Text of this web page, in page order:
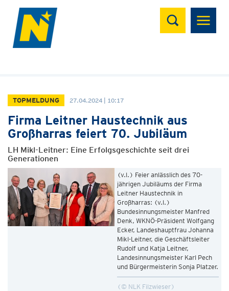
Suchen
TOPMELDUNG 27.04.2024 | 10:17
Firma Leitner Haustechnik aus
Großharras feiert 70. Jubiläum
LH Mikl-Leitner: Eine Erfolgsgeschichte seit drei
Generationen
(v.l.) Feier anlässlich des 70-
jährigen Jubiläums der Firma
Leitner Haustechnik in
Großharras: (v.l.)
Bundesinnungsmeister Manfred
Denk, WKNÖ-Präsident Wolfgang
Ecker, Landeshauptfrau Johanna
Mikl-Leitner, die Geschäftsleiter
Rudolf und Katja Leitner,
Landesinnungsmeister Karl Pech
und Bürgermeisterin Sonja Platzer.
© NLK Filzwieser